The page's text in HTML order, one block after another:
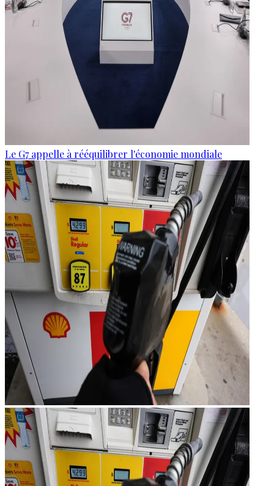
Le G7 appelle à rééquilibrer l'économie mondiale